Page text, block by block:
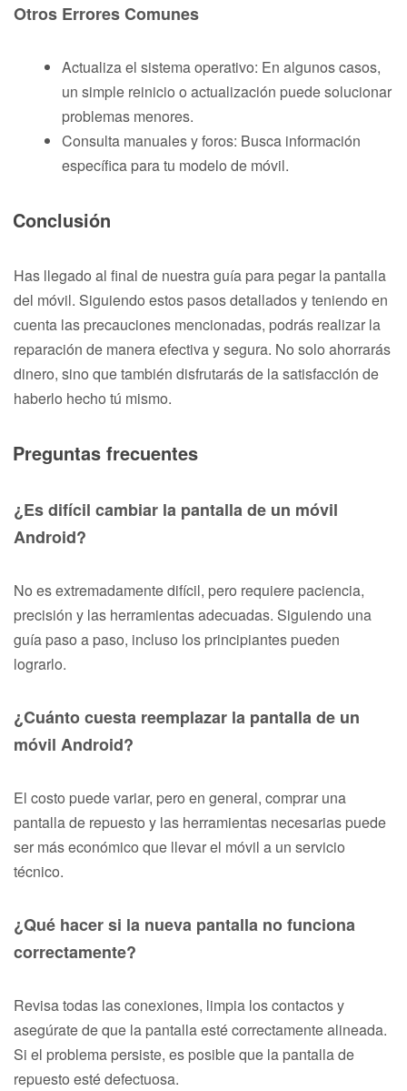
Otros Errores Comunes
Actualiza el sistema operativo: En algunos casos,
un simple reinicio o actualización puede solucionar
problemas menores.
Consulta manuales y foros: Busca información
específica para tu modelo de móvil.
Conclusión
Has llegado al final de nuestra guía para pegar la pantalla
del móvil. Siguiendo estos pasos detallados y teniendo en
cuenta las precauciones mencionadas, podrás realizar la
reparación de manera efectiva y segura. No solo ahorrarás
dinero, sino que también disfrutarás de la satisfacción de
haberlo hecho tú mismo.
Preguntas frecuentes
¿Es difícil cambiar la pantalla de un móvil
Android?
No es extremadamente difícil, pero requiere paciencia,
precisión y las herramientas adecuadas. Siguiendo una
guía paso a paso, incluso los principiantes pueden
lograrlo.
¿Cuánto cuesta reemplazar la pantalla de un
móvil Android?
El costo puede variar, pero en general, comprar una
pantalla de repuesto y las herramientas necesarias puede
ser más económico que llevar el móvil a un servicio
técnico.
¿Qué hacer si la nueva pantalla no funciona
correctamente?
Revisa todas las conexiones, limpia los contactos y
asegúrate de que la pantalla esté correctamente alineada.
Si el problema persiste, es posible que la pantalla de
repuesto esté defectuosa.